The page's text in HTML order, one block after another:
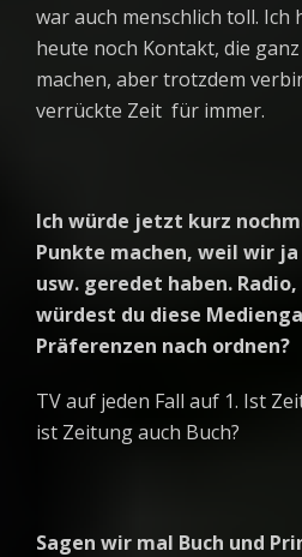
war auch menschlich toll. Ich
heute noch Kontakt, die
machen, aber trotzdem
verrückte Zeit für immer.
Ich würde jetzt kurz
Punkte machen, weil wir ja
usw. geredet haben.
würdest du diese
Präferenzen nach ordnen?
TV auf jeden Fall auf 1. Ist
ist Zeitung auch Buch?
Sagen wir mal Buch und